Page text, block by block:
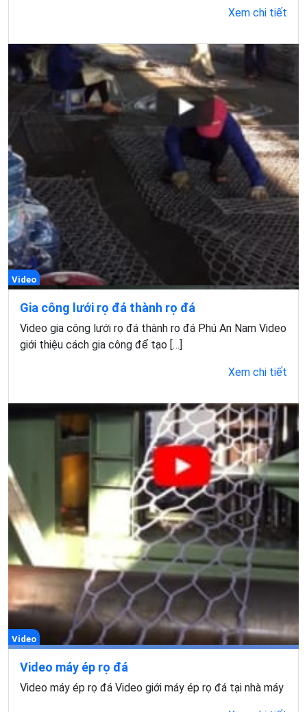
Xem chi tiết
Video
Gia công lưới rọ đá thành rọ đá
Video gia công lưới rọ đá thành rọ đá Phú An Nam Video
giới thiệu cách gia công để tạo […]
Xem chi tiết
Video
Video máy ép rọ đá
Video máy ép rọ đá Video giới máy ép rọ đá tại nhà máy